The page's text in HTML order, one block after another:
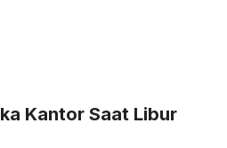
Kantor Saat Libur